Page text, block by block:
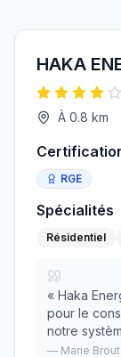
HAKA
À 0.8 km
RGE
Spécialités
Résidentiel
« Haka
pour le
notre
— Marie